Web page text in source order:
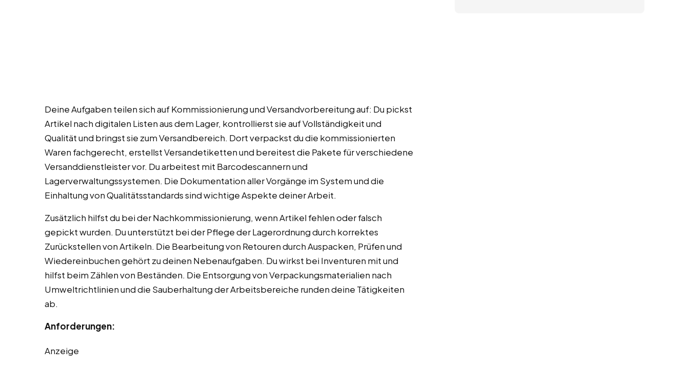
Deine Aufgaben teilen sich auf Kommissionierung und Versandvorbereitung auf: Du pickst
Artikel nach digitalen Listen aus dem Lager, kontrollierst sie auf Vollständigkeit und
Qualität und bringst sie zum Versandbereich. Dort verpackst du die kommissionierten
Waren fachgerecht, erstellst Versandetiketten und bereitest die Pakete für verschiedene
Versanddienstleister vor. Du arbeitest mit Barcodescannern und
Lagerverwaltungssystemen. Die Dokumentation aller Vorgänge im System und die
Einhaltung von Qualitätsstandards sind wichtige Aspekte deiner Arbeit.
Zusätzlich hilfst du bei der Nachkommissionierung, wenn Artikel fehlen oder falsch
gepickt wurden. Du unterstützt bei der Pflege der Lagerordnung durch korrektes
Zurückstellen von Artikeln. Die Bearbeitung von Retouren durch Auspacken, Prüfen und
Wiedereinbuchen gehört zu deinen Nebenaufgaben. Du wirkst bei Inventuren mit und
hilfst beim Zählen von Beständen. Die Entsorgung von Verpackungsmaterialien nach
Umweltrichtlinien und die Sauberhaltung der Arbeitsbereiche runden deine Tätigkeiten
ab.
Anforderungen:
Anzeige